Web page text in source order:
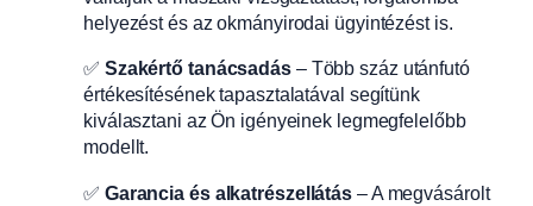
helyezést és az okmányirodai ügyintézést is.
✅ Szakértő tanácsadás– Több száz utánfutó
értékesítésének tapasztalatával segítünk
kiválasztani az Ön igényeinek legmegfelelőbb
modellt.
✅ Garancia és alkatrészellátás – A megvásárolt